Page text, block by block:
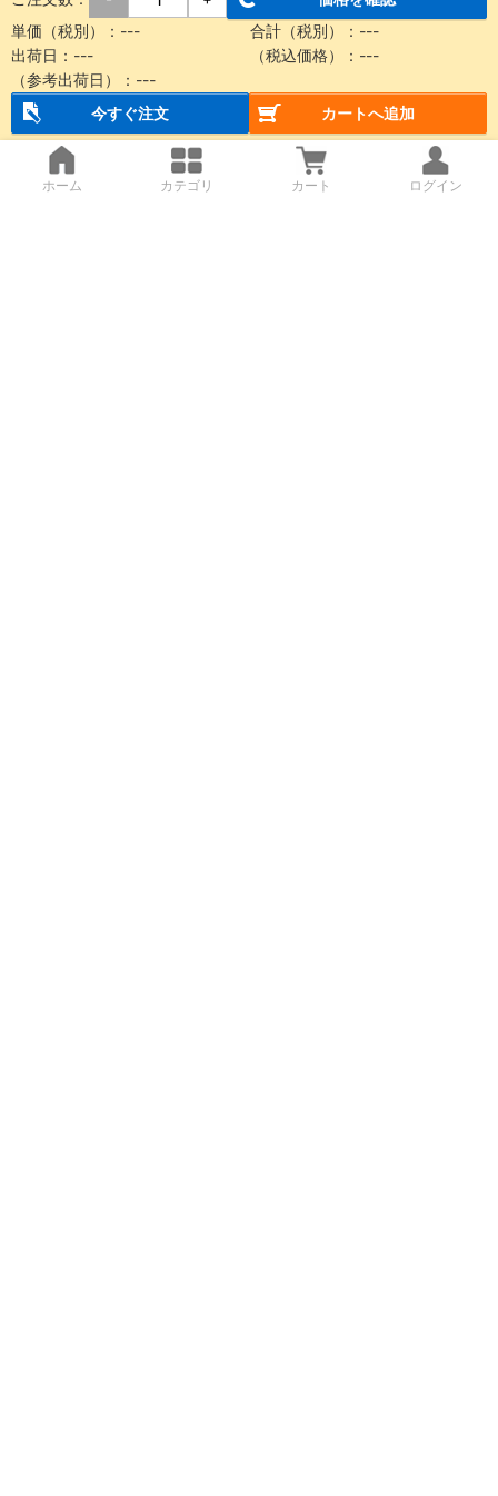
単価（税別）： --- 合計（税別）： ---
出荷日： --- （税込価格）： ---
（参考出荷日）： ---
今すぐ注文
カートへ追加
ホーム カテゴリ カート ログイン